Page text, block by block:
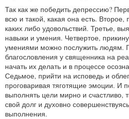
Так как же победить депрессию?
всю и такой, какая она есть. Второе,
каких либо удовольствий. Третье,
навыки и умения. Четвертое,
умениями можно послужить людям.
благословления у священника на
начать их делать и в процессе
Седьмое, прийти на исповедь и
проговаривая тяготящие эмоции. И
выполнять цели мирно и счастливо,
свой долг и духовно
выполнения.